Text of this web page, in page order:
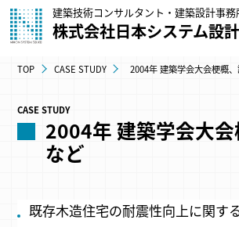
建築技術コンサルタント・建築設計事務
株式会社日本システム設計
TOP CASE STUDY 2004年 建築学会大会梗概
CASE STUDY
2004年 建築学会大
など
既存木造住宅の耐震性向上に関す